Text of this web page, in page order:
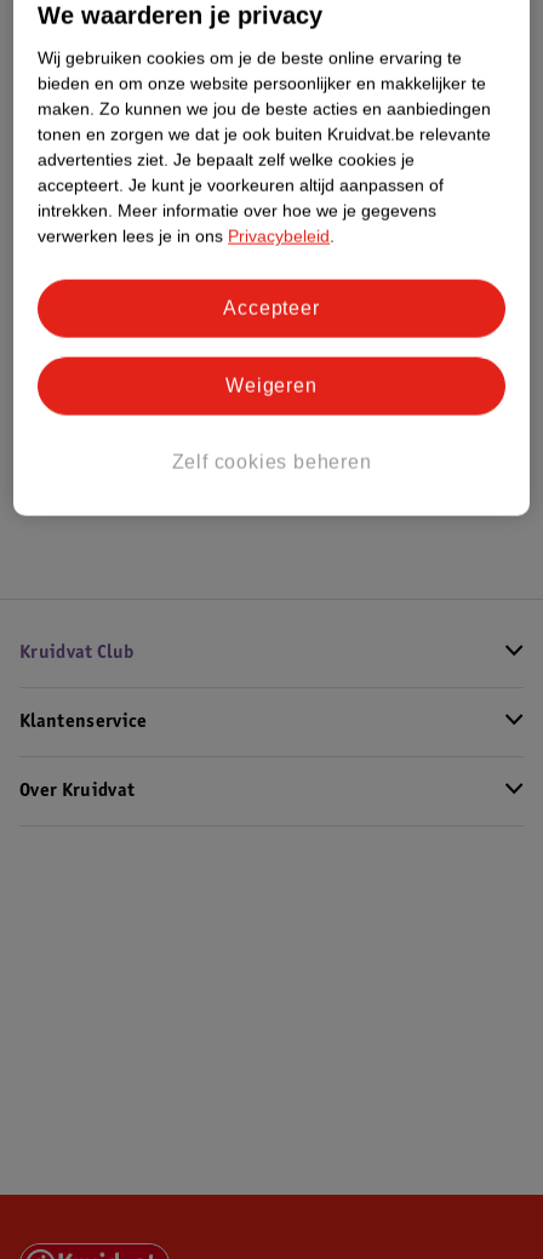
Nature Impact Score
Dit product heeft (nog) geen Nature
Impact Score.
Meer informatie
Bestel & Bezorginformatie
Bekijk ook
Kruidvat Club
Klantenservice
Over Kruidvat
We waarderen je privacy
Wij gebruiken cookies om je de beste online ervaring te
bieden en om onze website persoonlijker en makkelijker te
maken. Zo kunnen we jou de beste acties en aanbiedingen
tonen en zorgen we dat je ook buiten Kruidvat.be relevante
advertenties ziet. Je bepaalt zelf welke cookies je
accepteert. Je kunt je voorkeuren altijd aanpassen of
intrekken. Meer informatie over hoe we je gegevens
verwerken lees je in ons Privacybeleid.
Zelf cookies beheren
Weigeren
Accepteer